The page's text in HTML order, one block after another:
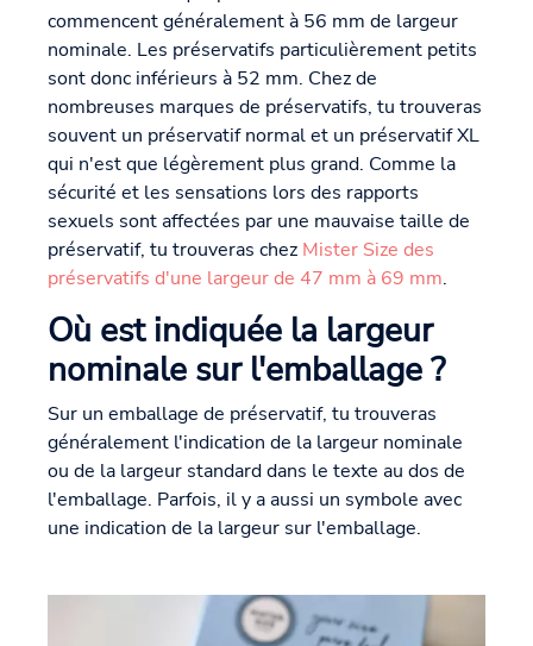
commencent généralement à 56 mm de largeur
nominale. Les préservatifs particulièrement petits
sont donc inférieurs à 52 mm. Chez de
nombreuses marques de préservatifs, tu trouveras
souvent un préservatif normal et un préservatif XL
qui n'est que légèrement plus grand. Comme la
sécurité et les sensations lors des rapports
sexuels sont affectées par une mauvaise taille de
préservatif, tu trouveras chez Mister Size des
préservatifs d'une largeur de 47 mm à 69 mm.
Où est indiquée la largeur
nominale sur l'emballage ?
Sur un emballage de préservatif, tu trouveras
généralement l'indication de la largeur nominale
ou de la largeur standard dans le texte au dos de
l'emballage. Parfois, il y a aussi un symbole avec
une indication de la largeur sur l'emballage.